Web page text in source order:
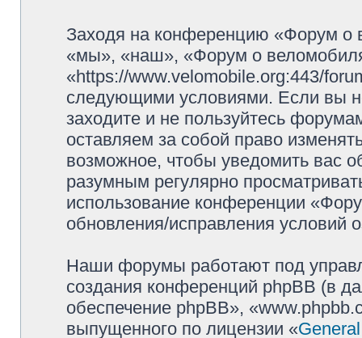
Заходя на конференцию «Форум о
«мы», «наш», «Форум о
«https://www.velomobile.org:443/
следующими условиями. Если вы
заходите и не пользуйтесь
оставляем за собой право
возможное, чтобы уведомить вас
разумным регулярно
использование конференции
обновления/исправления условий
Наши форумы работают под
создания конференций phpBB (в
обеспечение phpBB»,
выпущенного по лицензии «